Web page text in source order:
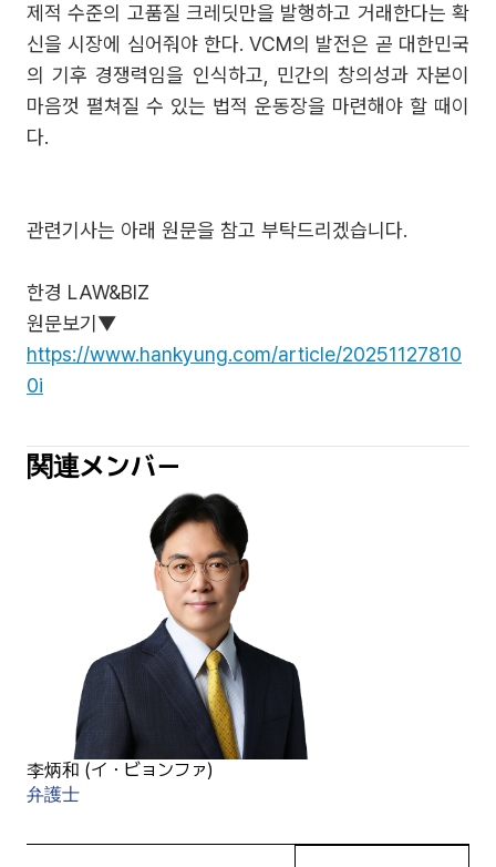
제적 수준의 고품질 크레딧만을 발행하고 거래한다는 확
신을 시장에 심어줘야 한다. VCM의 발전은 곧 대한민국
의 기후 경쟁력임을 인식하고, 민간의 창의성과 자본이
마음껏 펼쳐질 수 있는 법적 운동장을 마련해야 할 때이
다.
관련기사는 아래 원문을 참고 부탁드리겠습니다.
한경 LAW&BIZ
원문보기▼
https://www.hankyung.com/article/20251127810
0i
関連メンバー
李炳和 (イ・ビョンファ)
弁護士